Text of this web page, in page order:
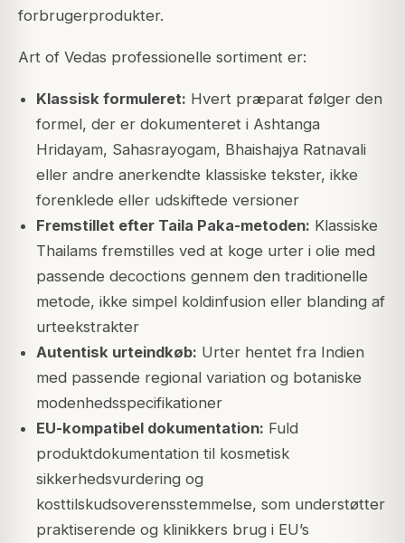
forbrugerprodukter.
Art of Vedas professionelle sortiment er:
Klassisk formuleret: Hvert præparat følger den
formel, der er dokumenteret i Ashtanga
Hridayam, Sahasrayogam, Bhaishajya Ratnavali
eller andre anerkendte klassiske tekster, ikke
forenklede eller udskiftede versioner
Fremstillet efter Taila Paka-metoden: Klassiske
Thailams fremstilles ved at koge urter i olie med
passende decoctions gennem den traditionelle
metode, ikke simpel koldinfusion eller blanding af
urteekstrakter
Autentisk urteindkøb: Urter hentet fra Indien
med passende regional variation og botaniske
modenhedsspecifikationer
EU-kompatibel dokumentation: Fuld
produktdokumentation til kosmetisk
sikkerhedsvurdering og
kosttilskudsoverensstemmelse, som understøtter
praktiserende og klinikkers brug i EU’s